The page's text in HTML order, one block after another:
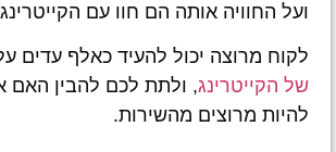
ועל החוויה אותה הם חוו עם
לקוח מרוצה יכול להעיד כאלף עדים
של הקייטרינג, ולתת לכם להבין האם
להיות מרוצים מהשירות.